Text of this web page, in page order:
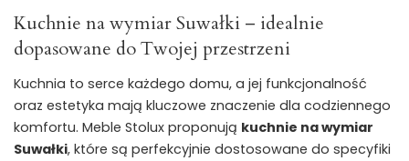
Kuchnie na wymiar Suwałki – idealnie
dopasowane do Twojej przestrzeni
Kuchnia to serce każdego domu, a jej funkcjonalność
oraz estetyka mają kluczowe znaczenie dla codziennego
komfortu. Meble Stolux proponują kuchnie na wymiar
Suwałki, które są perfekcyjnie dostosowane do specyfiki